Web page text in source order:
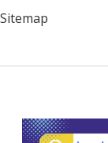
Sitemap